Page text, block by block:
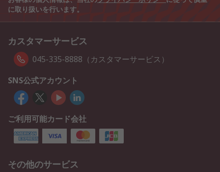
に取り扱いを行います。
カスタマーサービス
045-335-8888（カスタマーサービス）
SNS公式アカウント
ご利用可能カード会社
その他のサービス